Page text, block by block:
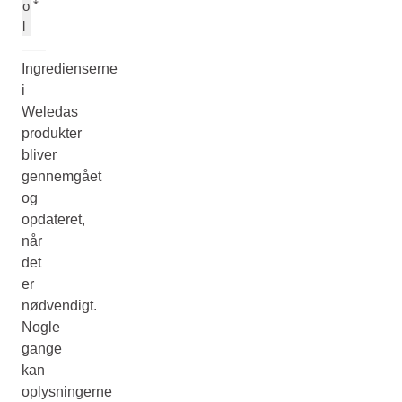
o
l
*
Ingredienserne
i
Weledas
produkter
bliver
gennemgået
og
opdateret,
når
det
er
nødvendigt.
Nogle
gange
kan
oplysningerne